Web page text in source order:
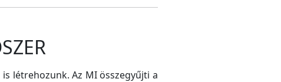
létrehozunk. Az MI összegyűjti a